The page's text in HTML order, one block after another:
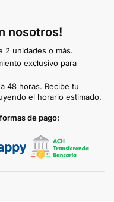
nosotros!
2 unidades o más.
exclusivo para
48 horas. Recibe tu
el horario estimado.
de pago: